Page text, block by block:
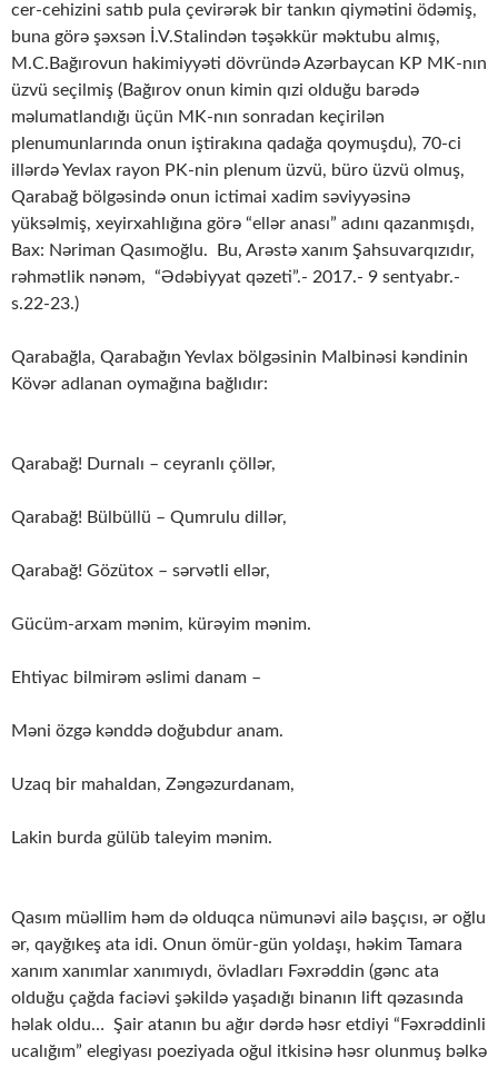
cer-cehizini satıb pula çevirərək bir tankın qiymətini ödəmiş,
buna görə şəxsən İ.V.Stalindən təşəkkür məktubu almış,
M.C.Bağırovun hakimiyyəti dövründə Azərbaycan KP MK-nın
üzvü seçilmiş (Bağırov onun kimin qızi olduğu barədə
məlumatlandığı üçün MK-nın sonradan keçirilən
plenumunlarında onun iştirakına qadağa qoymuşdu), 70-ci
illərdə Yevlax rayon PK-nin plenum üzvü, büro üzvü olmuş,
Qarabağ bölgəsində onun ictimai xadim səviyyəsinə
yüksəlmiş, xeyirxahlığına görə “ellər anası” adını qazanmışdı,
Bax: Nəriman Qasımoğlu. Bu, Arəstə xanım Şahsuvarqızıdır,
rəhmətlik nənəm, “Ədəbiyyat qəzeti”.- 2017.- 9 sentyabr.-
s.22-23.)
Qarabağla, Qarabağın Yevlax bölgəsinin Malbinəsi kəndinin
Kövər adlanan oymağına bağlıdır:
Qarabağ! Durnalı – ceyranlı çöllər,
Qarabağ! Bülbüllü – Qumrulu dillər,
Qarabağ! Gözütox – sərvətli ellər,
Gücüm-arxam mənim, kürəyim mənim.
Ehtiyac bilmirəm əslimi danam –
Məni özgə kənddə doğubdur anam.
Uzaq bir mahaldan, Zəngəzurdanam,
Lakin burda gülüb taleyim mənim.
Qasım müəllim həm də olduqca nümunəvi ailə başçısı, ər oğlu
ər, qayğıkeş ata idi. Onun ömür-gün yoldaşı, həkim Tamara
xanım xanımlar xanımıydı, övladları Fəxrəddin (gənc ata
olduğu çağda faciəvi şəkildə yaşadığı binanın lift qəzasında
həlak oldu… Şair atanın bu ağır dərdə həsr etdiyi “Fəxrəddinli
ucalığım” elegiyası poeziyada oğul itkisinə həsr olunmuş bəlkə